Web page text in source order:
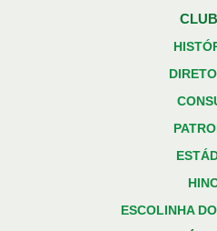
ESCOLINHA